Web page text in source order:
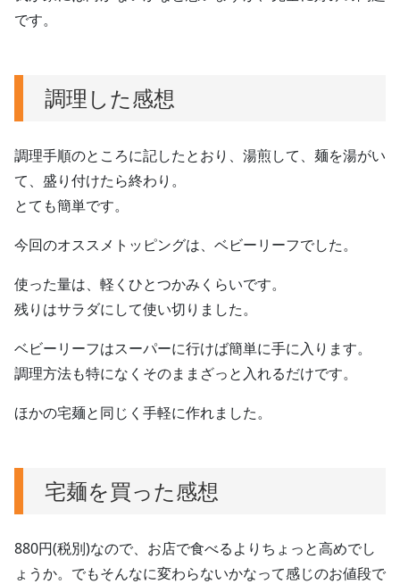
です。
調理した感想
調理手順のところに記したとおり、湯煎して、麺を湯がい
て、盛り付けたら終わり。
とても簡単です。
今回のオススメトッピングは、ベビーリーフでした。
使った量は、軽くひとつかみくらいです。
残りはサラダにして使い切りました。
ベビーリーフはスーパーに行けば簡単に手に入ります。
調理方法も特になくそのままざっと入れるだけです。
ほかの宅麺と同じく手軽に作れました。
宅麺を買った感想
880円(税別)なので、お店で食べるよりちょっと高めでし
ょうか。でもそんなに変わらないかなって感じのお値段で